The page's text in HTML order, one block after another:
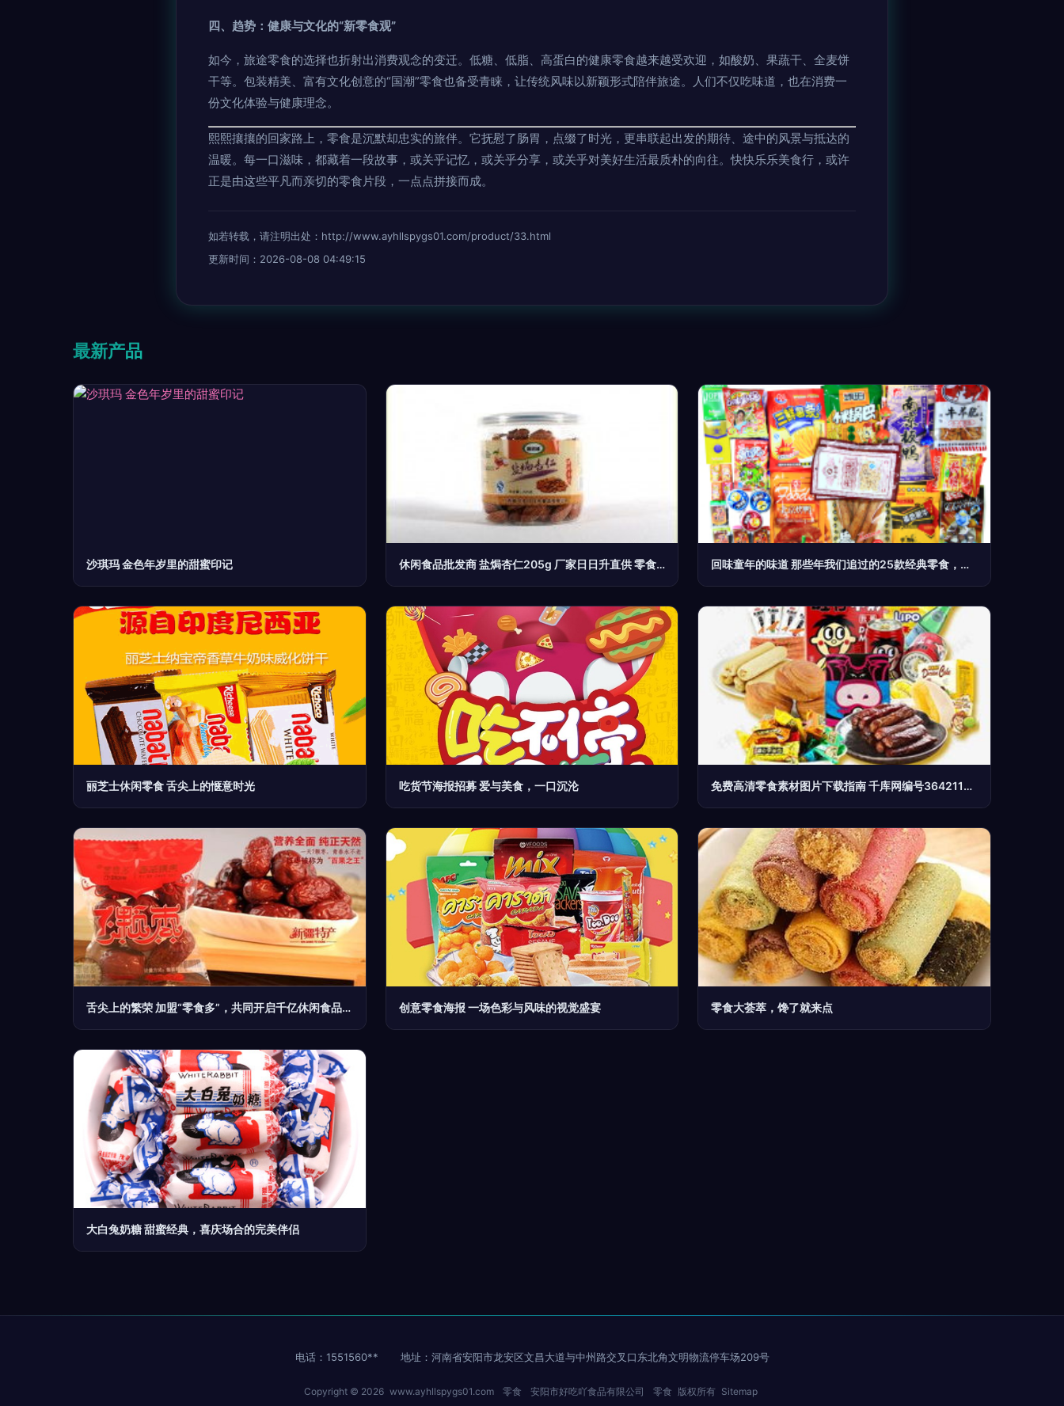
四、趋势：健康与文化的“新零食观”
如今，旅途零食的选择也折射出消费观念的变迁。低糖、低脂、高蛋白的健康零食越来越受欢迎，如酸奶、果蔬干、全麦饼
干等。包装精美、富有文化创意的“国潮”零食也备受青睐，让传统风味以新颖形式陪伴旅途。人们不仅吃味道，也在消费一
份文化体验与健康理念。
熙熙攘攘的回家路上，零食是沉默却忠实的旅伴。它抚慰了肠胃，点缀了时光，更串联起出发的期待、途中的风景与抵达的
温暖。每一口滋味，都藏着一段故事，或关乎记忆，或关乎分享，或关乎对美好生活最质朴的向往。快快乐乐美食行，或许
正是由这些平凡而亲切的零食片段，一点点拼接而成。
如若转载，请注明出处：http://www.ayhllspygs01.com/product/33.html
更新时间：2026-08-08 04:49:15
最新产品
沙琪玛 金色年岁里的甜蜜印记 休闲食品批发商 盐焗杏仁205g 厂家日日升直供 零食 邕滋味系列 回味童年的味道 那些年我们追过的25款经典零食，价格、颜值、情怀全解析。
丽芝士休闲零食 舌尖上的惬意时光 吃货节海报招募 爱与美食，一口沉沦 免费高清零食素材图片下载指南 千库网编号3642114赏析
舌尖上的繁荣 加盟“零食多”，共同开启千亿休闲食品市场 创意零食海报 一场色彩与风味的视觉盛宴 零食大荟萃，馋了就来点
大白兔奶糖 甜蜜经典，喜庆场合的完美伴侣
电话：1551560** 地址：河南省安阳市龙安区文昌大道与中州路交叉口东北角文明物流停车场209号
Copyright © 2026 www.ayhllspygs01.com 零食 安阳市好吃吖食品有限公司 零食 版权所有 Sitemap